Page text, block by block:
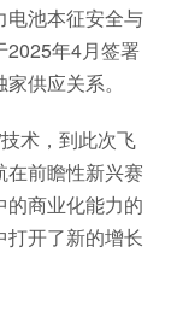
电池本征安全与
2025年4月签署
供应关系。
术，到此次飞
前瞻性新兴赛
商业化能力的
开了新的增长